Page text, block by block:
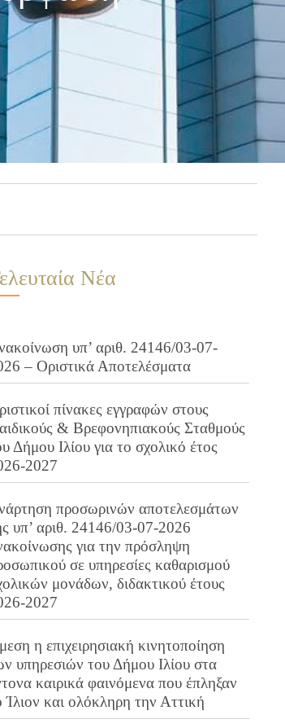
Νέα
υπ’ αριθ. 24146/03-07-
– Οριστικά Αποτελέσματα
πίνακες εγγραφών στους
& Βρεφονηπιακούς Σταθμούς
Δήμου Ιλίου για το σχολικό έτος
2027
προσωρινών αποτελεσμάτων
υπ’ αριθ. 24146/03-07-2026
για την πρόσληψη
σε υπηρεσίες καθαρισμού
μονάδων, διδακτικού έτους
2027
η επιχειρησιακή κινητοποίηση
υπηρεσιών του Δήμου Ιλίου στα
καιρικά φαινόμενα που έπληξαν
Ίλιον και ολόκληρη την Αττική